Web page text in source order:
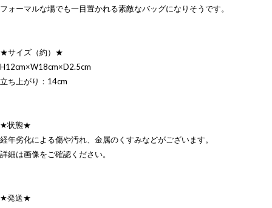
フォーマルな場でも一目置かれる素敵なバッグになりそうです。
★サイズ（約）★
H12cm×W18cm×D2.5cm
立ち上がり：14cm
★状態★
経年劣化による傷や汚れ、金属のくすみなどがございます。
詳細は画像をご確認ください。
★発送★